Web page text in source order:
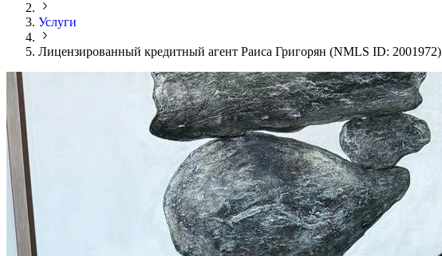
Услуги
Лицензированный кредитный агент Раиса Григорян (NMLS ID: 2001972)